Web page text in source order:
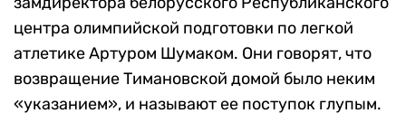
центра олимпийской подготовки по легкой
атлетике Артуром Шумаком. Они говорят, что
возвращение Тимановской домой было неким
«указанием», и называют ее поступок глупым.